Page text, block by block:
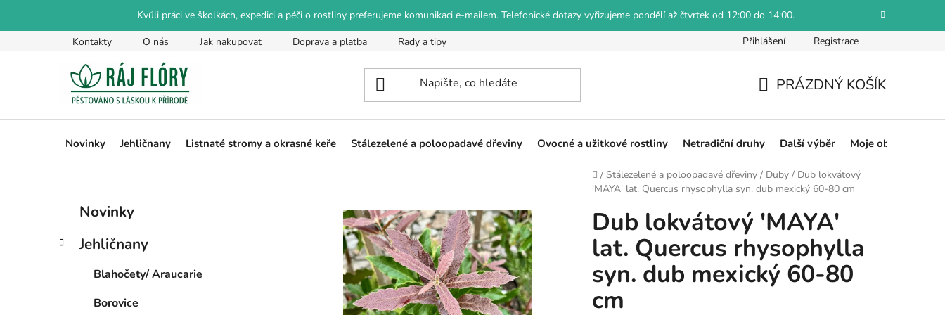
Kvůli práci ve školkách, expedici a péči o rostliny preferujeme komunikaci e-mailem. Telefonické dotazy vyřizujeme pondělí až čtvrtek od 12:00 do 14:00.
Kontakty
O nás Jak nakupovat Doprava a platba Rady a tipy Obchodní podmínky
Přihlášení Registrace
KOŠÍK
PRÁZDNÝ KOŠÍK
Novinky Jehličnany Listnaté stromy a okrasné keře Stálezelené a poloopadavé dřeviny Ovocné a užitkové rostliny Netradiční druhy Další výběr Moje objednávka
Domů
/ Stálezelené a poloopadavé dřeviny / Duby / Dub lokvátový
'MAYA' lat. Quercus rhysophylla syn. dub mexický 60-80 cm
s
Přeskočit
kategorie
e
Novinky
Jehličnany
Blahočety/ Araucarie
Borovice
Dub lokvátový 'MAYA'
lat. Quercus rhysophylla
syn. dub mexický 60-80
cm